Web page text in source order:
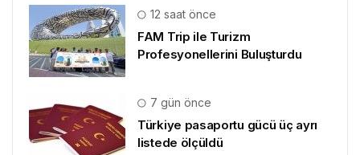
12 saat önce
FAM Trip ile Turizm
Profesyonellerini Buluşturdu
7 gün önce
Türkiye pasaportu gücü üç ayrı
listede ölçüldü